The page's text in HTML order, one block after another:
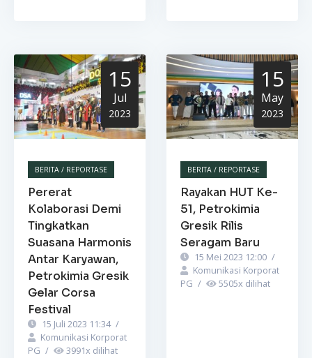
15
Jul
2023
BERITA / REPORTASE
Pererat
Kolaborasi Demi
Tingkatkan
Suasana Harmonis
Antar Karyawan,
Petrokimia Gresik
Gelar Corsa
Festival
15 Juli 2023 11:34 /
Komunikasi Korporat
PG / 3991x dilihat
15
May
2023
BERITA / REPORTASE
Rayakan HUT Ke-
51, Petrokimia
Gresik Rilis
Seragam Baru
15 Mei 2023 12:00 /
Komunikasi Korporat
PG / 5505x dilihat